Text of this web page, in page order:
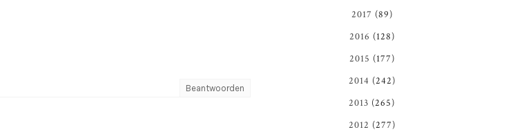
Beantwoorden
2017 (89)
2016 (128)
2015 (177)
2014 (242)
2013 (265)
2012 (277)